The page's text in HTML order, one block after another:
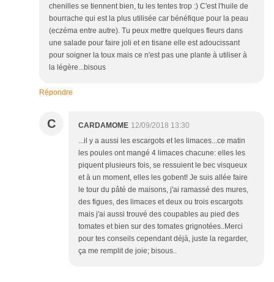
chenilles se tiennent bien, tu les tentes trop :) C'est l'huile de
bourrache qui est la plus utilisée car bénéfique pour la peau
(eczéma entre autre). Tu peux mettre quelques fleurs dans
une salade pour faire joli et en tisane elle est adoucissant
pour soigner la toux mais ce n'est pas une plante à utiliser à
la légère...bisous
Répondre
C CARDAMOME 12/09/2018 13:30
...il y a aussi les escargots et les limaces...ce matin
les poules ont mangé 4 limaces chacune: elles les
piquent plusieurs fois, se ressuient le bec visqueux
et à un moment, elles les gobent! Je suis allée faire
le tour du pâté de maisons, j'ai ramassé des mures,
des figues, des limaces et deux ou trois escargots
mais j'ai aussi trouvé des coupables au pied des
tomates et bien sur des tomates grignotées..Merci
pour tes conseils cependant déjà, juste la regarder,
ça me remplit de joie; bisous..